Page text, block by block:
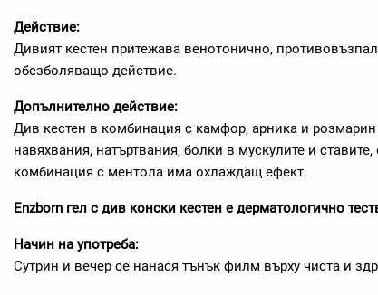
Действие:
Дивият кестен притежава венотонично,
обезболяващо действие.
Допълнително действие:
Див кестен в комбинация с камфор, арника и
навяхвания, натъртвания, болки в мускулите и
комбинация с ментола има охлаждащ ефект.
Enzborn гел с див конски кестен е дерматологично
Начин на употреба:
Сутрин и вечер се нанася тънък филм върху чиста и